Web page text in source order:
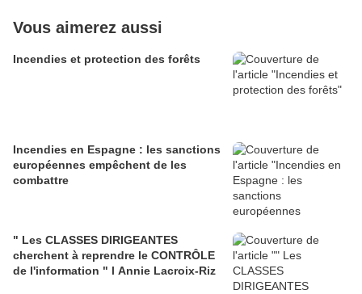
Vous aimerez aussi
Incendies et protection des forêts
Incendies en Espagne : les sanctions
européennes empêchent de les
combattre
" Les CLASSES DIRIGEANTES
cherchent à reprendre le CONTRÔLE
de l'information " l Annie Lacroix-Riz